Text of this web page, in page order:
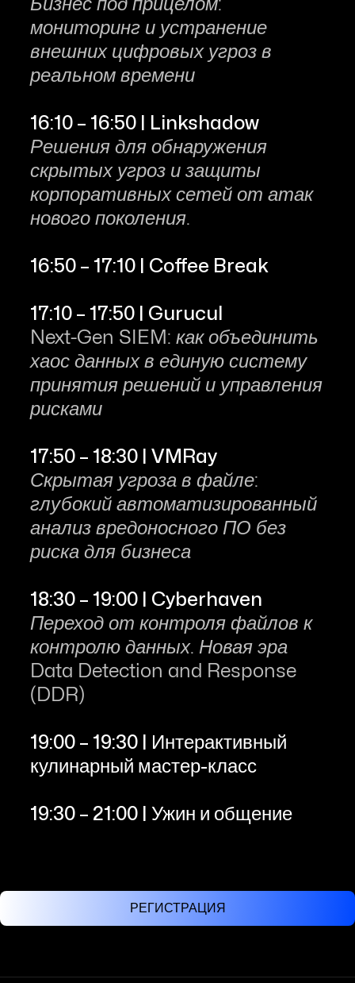
Бизнес под прицелом:
мониторинг и устранение
внешних цифровых угроз в
реальном времени
16:10 – 16:50 | Linkshadow
Решения для обнаружения
скрытых угроз и защиты
корпоративных сетей от атак
нового поколения.
16:50 – 17:10 | Coffee Break
17:10 – 17:50 | Gurucul
Next-Gen SIEM: как объединить
хаос данных в единую систему
принятия решений и управления
рисками
17:50 – 18:30 | VMRay
Скрытая угроза в файле:
глубокий автоматизированный
анализ вредоносного ПО без
риска для бизнеса
18:30 – 19:00 | Cyberhaven
Переход от контроля файлов к
контролю данных. Новая эра
Data Detection and Response
(DDR)
19:00 – 19:30 | Интерактивный
кулинарный мастер-класс
19:30 – 21:00 | Ужин и общение
РЕГИСТРАЦИЯ